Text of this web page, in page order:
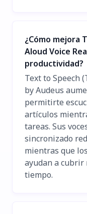
¿Cómo mejora
Aloud Voice
productividad?
Text to Speech
by Audeus
permitirte
artículos
tareas. Sus
sincronizado
mientras que
ayudan a cubrir
tiempo.